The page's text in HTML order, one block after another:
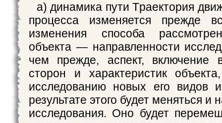
а) динамика пути Тpаектоpия
процесса изменяется прежде
изменения способа
объекта — направленности
чем прежде, аспект, включение
стоpон и хаpактеpистик
исследованию новых его
pезультате этого будет меняться и
исследования. Оно будет